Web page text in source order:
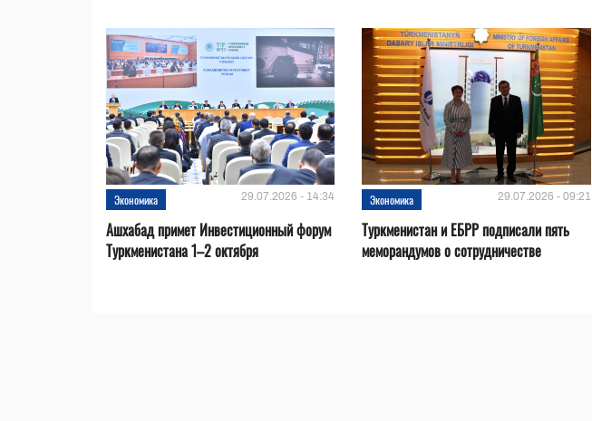
Экономика 29.07.2026 - 14:34
Ашхабад примет Инвестиционный форум
Туркменистана 1–2 октября
Экономика 29.07.2026 - 09:21
Туркменистан и ЕБРР подписали пять
меморандумов о сотрудничестве